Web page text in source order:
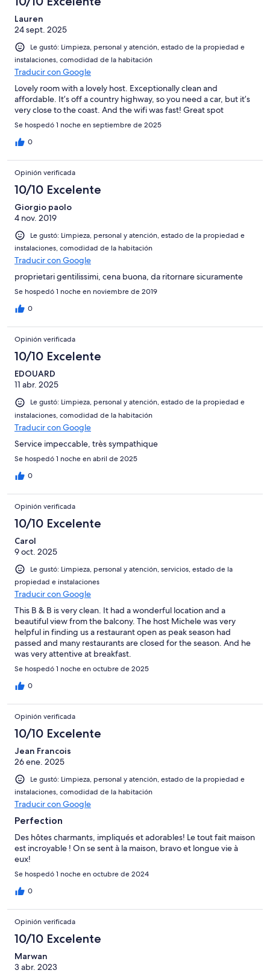
Lauren
24 sept. 2025
Le gustó: Limpieza, personal y atención, estado de la propiedad e
instalaciones, comodidad de la habitación
Traducir con Google
Lovely room with a lovely host. Exceptionally clean and
affordable. It’s off a country highway, so you need a car, but it’s
very close to the coast. And the wifi was fast! Great spot
Se hospedó 1 noche en septiembre de 2025
0
Opinión verificada
10/10 Excelente
Giorgio paolo
4 nov. 2019
Le gustó: Limpieza, personal y atención, estado de la propiedad e
instalaciones, comodidad de la habitación
Traducir con Google
proprietari gentilissimi, cena buona, da ritornare sicuramente
Se hospedó 1 noche en noviembre de 2019
0
Opinión verificada
10/10 Excelente
EDOUARD
11 abr. 2025
Le gustó: Limpieza, personal y atención, estado de la propiedad e
instalaciones, comodidad de la habitación
Traducir con Google
Service impeccable, très sympathique
Se hospedó 1 noche en abril de 2025
0
Opinión verificada
10/10 Excelente
Carol
9 oct. 2025
Le gustó: Limpieza, personal y atención, servicios, estado de la
propiedad e instalaciones
Traducir con Google
This B & B is very clean. It had a wonderful location and a
beautiful view from the balcony. The host Michele was very
helpful in finding us a restaurant open as peak season had
passed and many restaurants are closed for the season. And he
was very attentive at breakfast.
Se hospedó 1 noche en octubre de 2025
0
Opinión verificada
10/10 Excelente
Jean Francois
26 ene. 2025
Le gustó: Limpieza, personal y atención, estado de la propiedad e
instalaciones, comodidad de la habitación
Traducir con Google
Perfection
Des hôtes charmants, impliqués et adorables! Le tout fait maison
est incroyable ! On se sent à la maison, bravo et longue vie à
eux!
Se hospedó 1 noche en octubre de 2024
0
Opinión verificada
10/10 Excelente
Marwan
3 abr. 2023